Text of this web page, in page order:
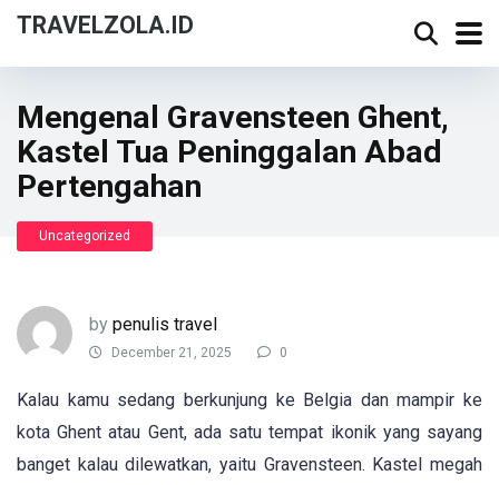
TRAVELZOLA.ID
Mengenal Gravensteen Ghent,
Kastel Tua Peninggalan Abad
Pertengahan
Uncategorized
by penulis travel
December 21, 2025 0
Kalau kamu sedang berkunjung ke Belgia dan mampir ke
kota Ghent atau Gent, ada satu tempat ikonik yang sayang
banget kalau dilewatkan, yaitu Gravensteen. Kastel megah